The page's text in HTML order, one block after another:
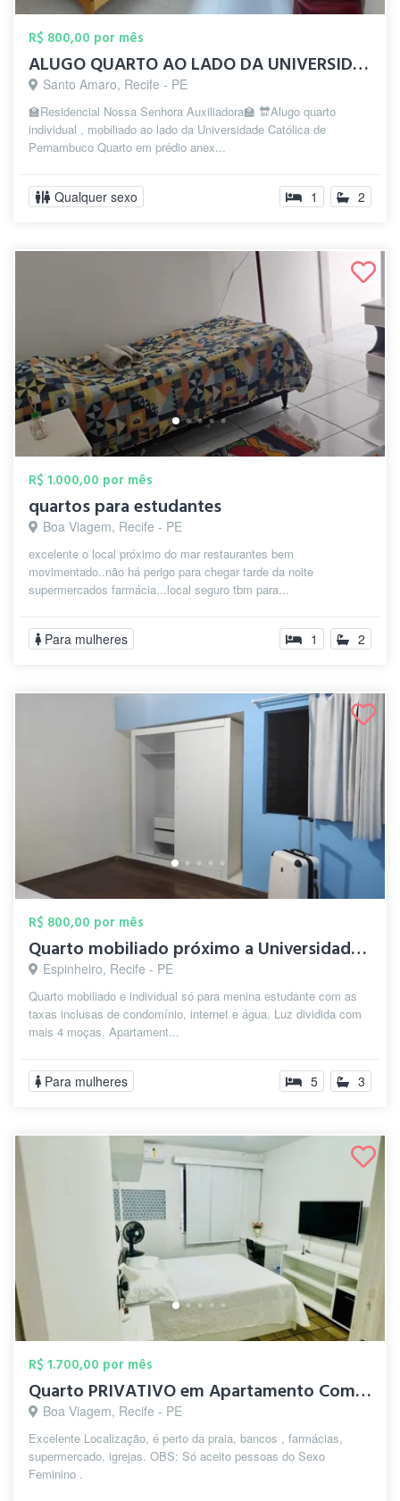
R$ 800,00 por mês
ALUGO QUARTO AO LADO DA UNIVERSIDADE CAT...
Santo Amaro, Recife - PE
🏫Residencial Nossa Senhora Auxiliadora🏫 🔛Alugo quarto
individual , mobiliado ao lado da Universidade Católica de
Pernambuco Quarto em prédio anex...
Qualquer sexo 1 2
R$ 1.000,00 por mês
quartos para estudantes
Boa Viagem, Recife - PE
excelente o local próximo do mar restaurantes bem
movimentado..não há perigo para chegar tarde da noite
supermercados farmácia...local seguro tbm para...
Para mulheres 1 2
R$ 800,00 por mês
Quarto mobiliado próximo a Universidade ...
Espinheiro, Recife - PE
Quarto mobiliado e individual só para menina estudante com as
taxas inclusas de condomínio, internet e água. Luz dividida com
mais 4 moças. Apartament...
Para mulheres 5 3
R$ 1.700,00 por mês
Quarto PRIVATIVO em Apartamento Comparti...
Boa Viagem, Recife - PE
Excelente Localização, é perto da praia, bancos , farmácias,
supermercado, igrejas. OBS: Só aceito pessoas do Sexo
Feminino .